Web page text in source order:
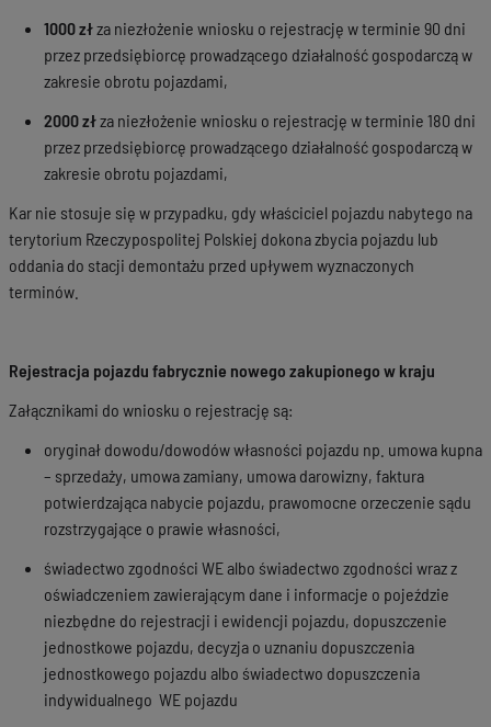
1000 złza niezłożenie wniosku o rejestrację w terminie 90 dni
przez przedsiębiorcę prowadzącego działalność gospodarczą w
zakresie obrotu pojazdami,
2000 złza niezłożenie wniosku o rejestrację w terminie 180 dni
przez przedsiębiorcę prowadzącego działalność gospodarczą w
zakresie obrotu pojazdami,
Kar nie stosuje się w przypadku, gdy właściciel pojazdu nabytego na
terytorium Rzeczypospolitej Polskiej dokona zbycia pojazdu lub
oddania do stacji demontażu przed upływem wyznaczonych
terminów.
Rejestracja pojazdu fabrycznie nowego zakupionego w kraju
Załącznikami do wniosku o rejestrację są:
oryginał dowodu/dowodów własności pojazdu np. umowa kupna
– sprzedaży, umowa zamiany, umowa darowizny, faktura
potwierdzająca nabycie pojazdu, prawomocne orzeczenie sądu
rozstrzygające o prawie własności,
świadectwo zgodności WE albo świadectwo zgodności wraz z
oświadczeniem zawierającym dane i informacje o pojeździe
niezbędne do rejestracji i ewidencji pojazdu, dopuszczenie
jednostkowe pojazdu, decyzja o uznaniu dopuszczenia
jednostkowego pojazdu albo świadectwo dopuszczenia
indywidualnego WE pojazdu